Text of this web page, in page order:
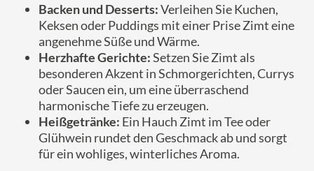
Backen und Desserts:Verleihen Sie Kuchen,
Keksen oder Puddings mit einer Prise Zimt eine
angenehme Süße und Wärme.
Herzhafte Gerichte:Setzen Sie Zimt als
besonderen Akzent in Schmorgerichten, Currys
oder Saucen ein, um eine überraschend
harmonische Tiefe zu erzeugen.
Heißgetränke: Ein Hauch Zimt im Tee oder
Glühwein rundet den Geschmack ab und sorgt
für ein wohliges, winterliches Aroma.